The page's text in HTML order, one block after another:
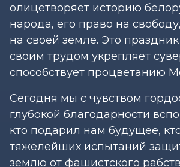
олицетворяет историю
народа, его право на
на своей земле. Это праздник
своим трудом укрепляет
способствует процветанию
Сегодня мы с чувством
глубокой благодарности
кто подарил нам будущее,
тяжелейших испытаний
землю от фашистского